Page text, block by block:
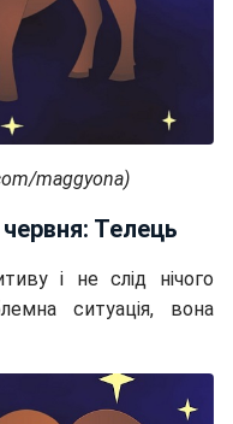
maggyona)
Телець
і не слід нічого
ситуація, вона